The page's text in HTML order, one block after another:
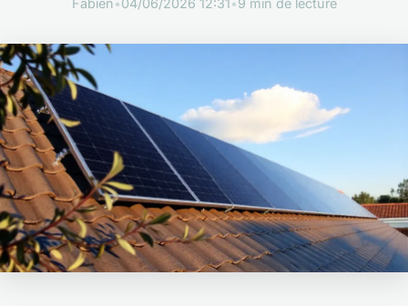
Fabien•04/06/2026 12:31•9 min de lecture